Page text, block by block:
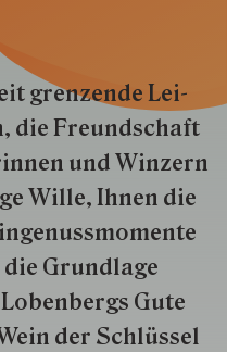
gren­zende Lei­
die Freund­schaft
und Win­zern
Wille, Ihnen die
Grund­lage
Gute
der Schlüs­sel